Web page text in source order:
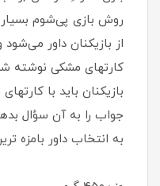
روش بازی پی‌شوم
از بازیکنان داور
کارتهای مشکی نوشته
بازیکنان باید با
جواب را به آن سؤال
به انتخاب داور بامزه